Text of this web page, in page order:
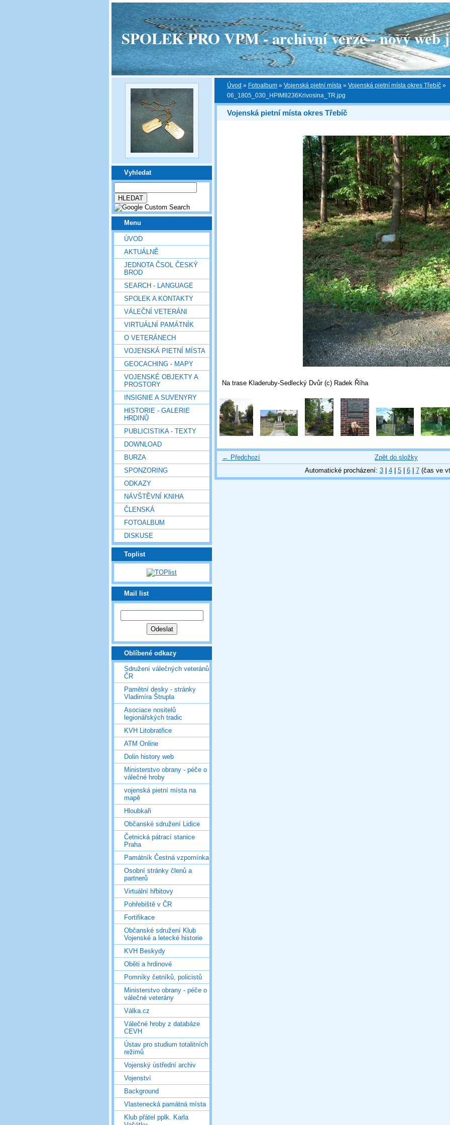
SPOLEK PRO VPM - archivní verze - nový web
Vyhledat
Menu
ÚVOD
AKTUÁLNĚ
JEDNOTA ČSOL ČESKÝ
BROD
SEARCH - LANGUAGE
SPOLEK A KONTAKTY
VÁLEČNÍ VETERÁNI
VIRTUÁLNÍ PAMÁTNÍK
O VETERÁNECH
VOJENSKÁ PIETNÍ MÍSTA
GEOCACHING - MAPY
VOJENSKÉ OBJEKTY A
PROSTORY
INSIGNIE A SUVENYRY
HISTORIE - GALERIE
HRDINŮ
PUBLICISTIKA - TEXTY
DOWNLOAD
BURZA
SPONZORING
ODKAZY
NÁVŠTĚVNÍ KNIHA
ČLENSKÁ
FOTOALBUM
DISKUSE
Toplist
Mail list
Oblíbené odkazy
Sdružení válečných veteránů
ČR
Pamětní desky - stránky
Vladimíra Štrupla
Asociace nositelů
legionářských tradic
KVH Litobratřice
ATM Online
Dolin history web
Ministerstvo obrany - péče o
válečné hroby
vojenská pietní místa na
mapě
Hloubkaři
Občanské sdružení Lidice
Četnická pátrací stanice
Praha
Památník Čestná vzpomínka
Osobní stránky členů a
partnerů
Virtuální hřbitovy
Pohřebiště v ČR
Fortifikace
Občanské sdružení Klub
Vojenské a letecké historie
KVH Beskydy
Oběti a hrdinové
Pomníky četníků, policistů
Ministerstvo obrany - péče o
válečné veterány
Válka.cz
Válečné hroby z databáze
CEVH
Ústav pro studium totalitních
režimů
Vojenský ústřední archiv
Vojenství
Background
Vlastenecká památná místa
Klub přátel pplk. Karla
Úvod » Fotoalbum » Vojenská pietní místa » Vojenská pietní místa okres Třebíč »
06_1805_030_HPIM8236Krivosina_TR.jpg
Vojenská pietní místa okres Třebíč
Na trase Kladeruby-Sedlecký Dvůr (c) Radek Říha
← Předchozí
Zpět do složky
Automatické procházení: 3| 4| 5| 6| 7(čas ve